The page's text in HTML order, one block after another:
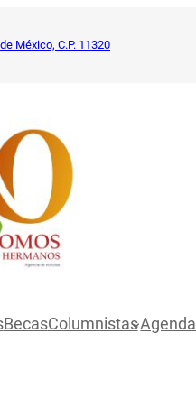
México, C.P. 11320
BecasColumnistasAgenda